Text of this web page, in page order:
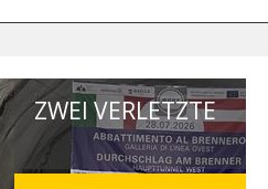
ZWEI VERLETZTE